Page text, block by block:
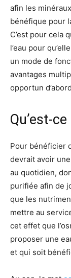
afin les
bénéfique pour
C’est pour cela
l’eau pour
un mode de
avantages
opportun
Qu’est-
Pour bénéficier
devrait avoir
au quotidien,
purifiée afin de
que les
mettre au
cet effet que
proposer une
et qui soit